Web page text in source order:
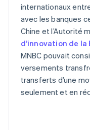
internationaux
avec les banques
Chine et l’Autorité
d’innovation de la
MNBC pouvait
versements
transferts d’une
seulement et en